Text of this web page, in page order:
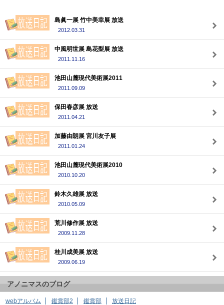
島眞一展 竹中美幸展 放送
2012.03.31
中風明世展 島花梨展 放送
2011.11.16
池田山麓現代美術展2011
2011.09.09
保田春彦展 放送
2011.04.21
加藤由朗展 宮川友子展
2011.01.24
池田山麓現代美術展2010
2010.10.20
鈴木久雄展 放送
2010.05.09
荒川修作展 放送
2009.11.28
桂川成美展 放送
2009.06.19
アノニマスのブログ
webアルバム 鑑賞部2 鑑賞部 放送日記